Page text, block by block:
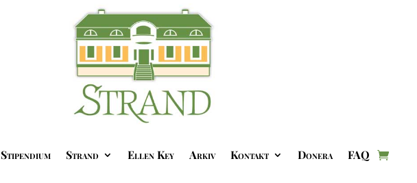
Stipendium Strand Ellen Key Arkiv Kontakt Donera FAQ